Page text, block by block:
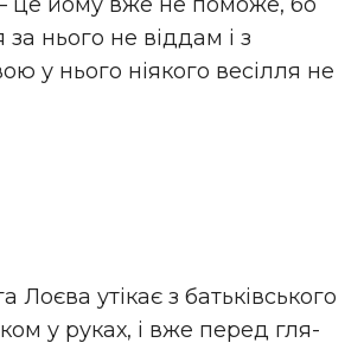
за нього не віддам і з
у нього ніякого весілля не
Лоєва утікає з ба­ть­ків­ського
у руках, і вже перед гля­